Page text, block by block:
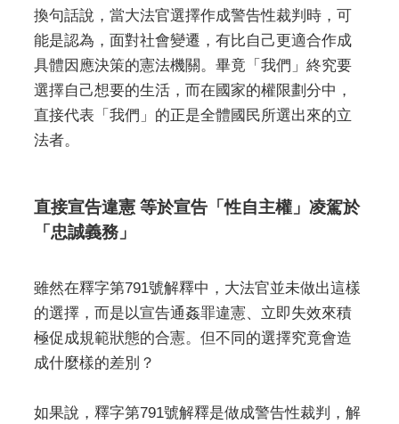
換句話說，當大法官選擇作成警告性裁判時，可
能是認為，面對社會變遷，有比自己更適合作成
具體因應決策的憲法機關。畢竟「我們」終究要
選擇自己想要的生活，而在國家的權限劃分中，
直接代表「我們」的正是全體國民所選出來的立
法者。
直接宣告違憲 等於宣告「性自主權」凌駕於
「忠誠義務」
雖然在釋字第791號解釋中，大法官並未做出這樣
的選擇，而是以宣告通姦罪違憲、立即失效來積
極促成規範狀態的合憲。但不同的選擇究竟會造
成什麼樣的差別？
如果說，釋字第791號解釋是做成警告性裁判，解